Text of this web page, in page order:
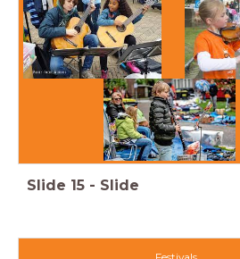
Slide 15 - Slide